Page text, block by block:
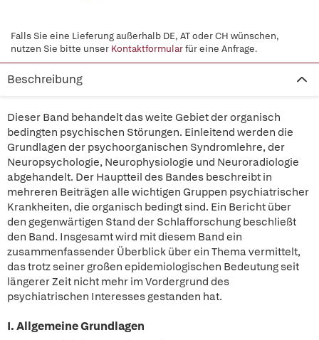
Falls Sie eine Lieferung außerhalb DE, AT oder CH wünschen,
nutzen Sie bitte unser Kontaktformularfür eine Anfrage.
Beschreibung
Dieser Band behandelt das weite Gebiet der organisch
bedingten psychischen Störungen. Einleitend werden die
Grundlagen der psychoorganischen Syndromlehre, der
Neuropsychologie, Neurophysiologie und Neuroradiologie
abgehandelt. Der Hauptteil des Bandes beschreibt in
mehreren Beiträgen alle wichtigen Gruppen psychiatrischer
Krankheiten, die organisch bedingt sind. Ein Bericht über
den gegenwärtigen Stand der Schlafforschung beschließt
den Band. Insgesamt wird mit diesem Band ein
zusammenfassender Überblick über ein Thema vermittelt,
das trotz seiner großen epidemiologischen Bedeutung seit
längerer Zeit nicht mehr im Vordergrund des
psychiatrischen Interesses gestanden hat.
I. Allgemeine Grundlagen